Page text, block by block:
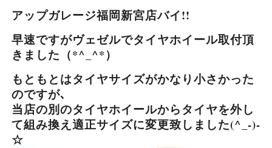
アップガレージ福岡新宮店バイ!!
早速ですがヴェゼルでタイヤホイール取付頂
きました（*^_^*）
もともとはタイヤサイズがかなり小さかった
のですが､
当店の別のタイヤホイールからタイヤを外し
て組み換え適正サイズに変更致しました(^_-)-
☆